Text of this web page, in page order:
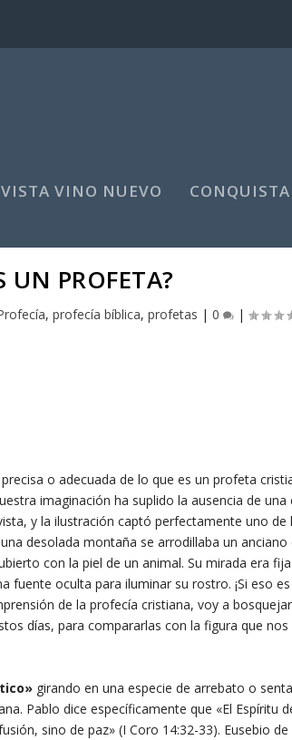
VINO NUEVO
UN PROFETA?
, profecía bíblica, profetas | 0 |
o adecuada de lo que es un profeta
imaginación ha suplido la ausencia de una
y la ilustración captó perfectamente uno
desolada montaña se arrodillaba un anciano
con la piel de un animal. Su mirada era
fuente oculta para iluminar su rostro. ¡Si eso
de la profecía cristiana, voy a
días, para compararlas con la figura que
girando en una especie de arrebato o
Pablo dice específicamente que «El Espíritu
sino de paz» (I Coro 14:32-33). Eusebio de